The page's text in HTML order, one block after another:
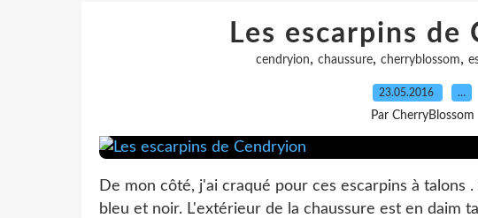
Les escarpins de
cendryion, chaussure, cherryblossom,
23.05.2016 …
Par CherryBlossom
De mon côté, j'ai craqué pour ces escarpins à talons
bleu et noir. L'extérieur de la chaussure est en daim